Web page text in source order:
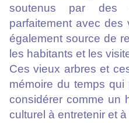
soutenus par des
parfaitement avec des
également source de
les habitants et les
Ces vieux arbres et
mémoire du temps
considérer comme un
culturel à entretenir et